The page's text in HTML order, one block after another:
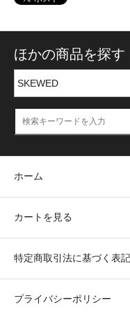
ほかの商品を探す
ホーム
カートを見る
特定商取引法に基づく表記
プライバシーポリシー